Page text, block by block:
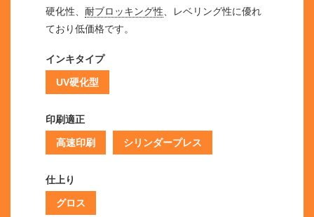
硬化性、 耐ブロッキング性 、レベリング性に優れ
ており低価格です。
インキタイプ
UV硬化型
印刷適正
高速印刷 シリンダープレス
仕上り
グロス